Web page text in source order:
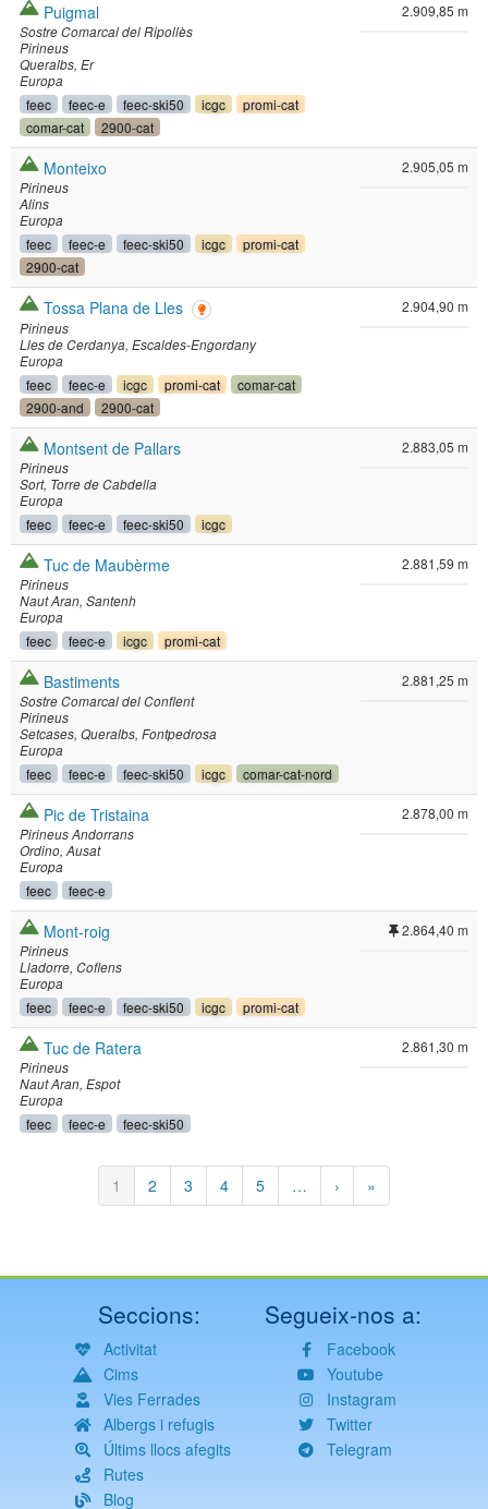
Puigmal
Sostre Comarcal del Ripollès
Pirineus
Queralbs Er
Europa
feec feec-e feec-ski50 icgc
promi-cat
comar-cat
2900-cat
2.909,85 m
Monteixo
Pirineus
Alins
Europa
feec feec-e feec-ski50 icgc
promi-cat
2900-cat
2.905,05 m
Tossa Plana de Lles
Pirineus
Lles de Cerdanya Escaldes-Engordany
Europa
feec feec-e icgc promi-cat
comar-cat
2900-and
2900-cat
2.904,90 m
Montsent de Pallars
Pirineus
Sort Torre de Cabdella
Europa
feec feec-e feec-ski50 icgc
2.883,05 m
Tuc de Maubèrme
Pirineus
Naut Aran Santenh
Europa
feec feec-e icgc promi-cat
2.881,59 m
Bastiments
Sostre Comarcal del Conflent
Pirineus
Setcases Queralbs Fontpedrosa
Europa
feec feec-e feec-ski50 icgc comar-cat-nord
2.881,25 m
Pic de Tristaina
Pirineus Andorrans
Ordino Ausat
Europa
feec feec-e
2.878,00 m
Mont-roig
Pirineus
Lladorre Coflens
Europa
feec feec-e feec-ski50 icgc promi-cat
2.864,40 m
Tuc de Ratera
Pirineus
Naut Aran Espot
Europa
feec feec-e feec-ski50
2.861,30 m
Pàgina
actual
1 Pàgina
2 Pàgina
3 Pàgina
4 Pàgina
5 …
Pàgina
següent
›
Última
pàgina
»
Seccions:
Activitat
Cims
Vies Ferrades
Albergs i refugis
Últims llocs afegits
Rutes
Blog
Segueix-nos a:
Facebook
Youtube
Instagram
Twitter
Telegram